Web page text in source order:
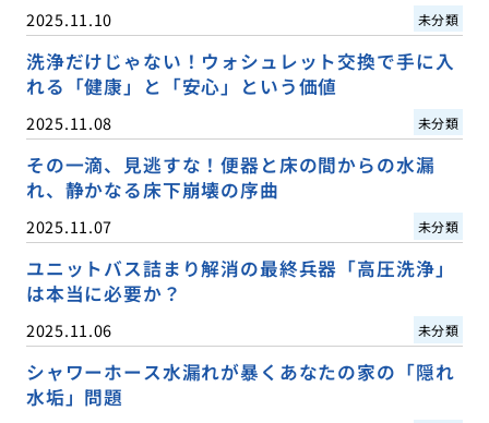
2025.11.10 未分類
洗浄だけじゃない！ウォシュレット交換で手に入
れる「健康」と「安心」という価値
2025.11.08 未分類
その一滴、見逃すな！便器と床の間からの水漏
れ、静かなる床下崩壊の序曲
2025.11.07 未分類
ユニットバス詰まり解消の最終兵器「高圧洗浄」
は本当に必要か？
2025.11.06 未分類
シャワーホース水漏れが暴くあなたの家の「隠れ
水垢」問題